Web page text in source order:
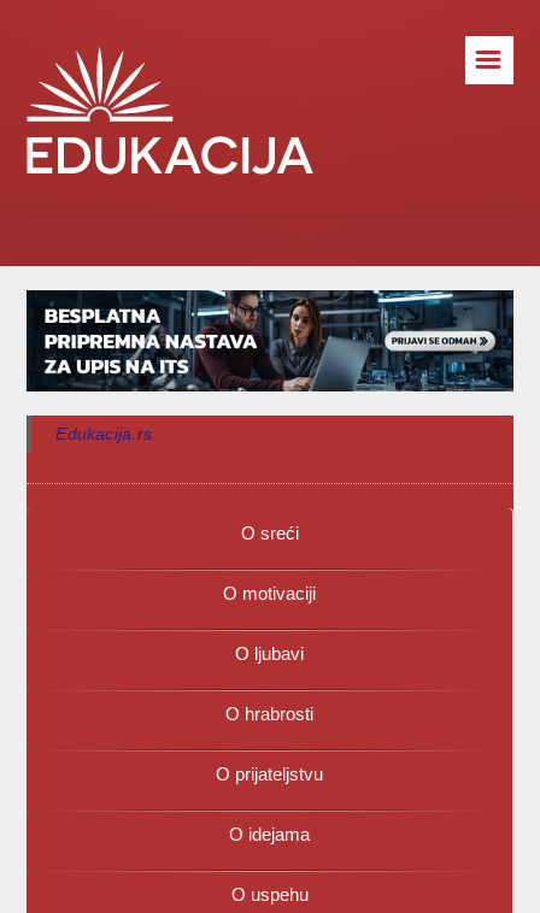
☰
Edukacija.rs
O sreći
O motivaciji
O ljubavi
O hrabrosti
O prijateljstvu
O idejama
O uspehu